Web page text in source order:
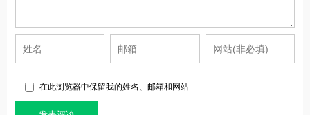
在此浏览器中保留我的姓名、邮箱和网站